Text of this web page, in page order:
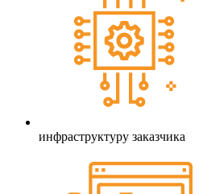
инфраструктуру заказчика